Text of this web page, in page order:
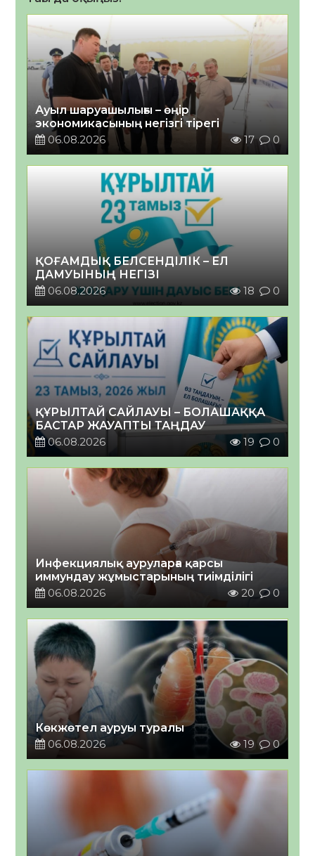
Ауыл шаруашылығы – өңір
экономикасының негізгі тірегі
06.08.2026
17 0
ҚОҒАМДЫҚ БЕЛСЕНДІЛІК – ЕЛ
ДАМУЫНЫҢ НЕГІЗІ
06.08.2026
18 0
ҚҰРЫЛТАЙ САЙЛАУЫ – БОЛАШАҚҚА
БАСТАР ЖАУАПТЫ ТАҢДАУ
06.08.2026
19 0
Инфекциялық ауруларға қарсы
иммундау жұмыстарының тиімділігі
06.08.2026
20 0
Көкжөтел ауруы туралы
06.08.2026
19 0